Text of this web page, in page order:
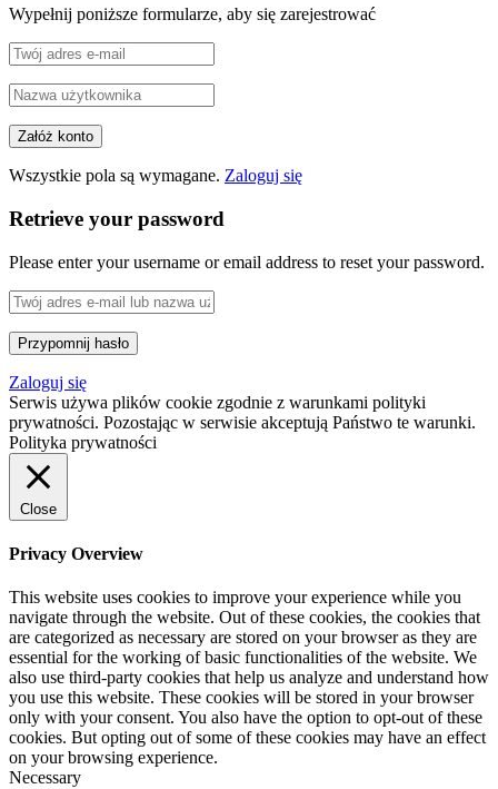
Wypełnij poniższe formularze, aby się zarejestrować
Wszystkie pola są wymagane. Zaloguj się
Retrieve your password
Please enter your username or email address to reset your password.
Zaloguj się
Serwis używa plików cookie zgodnie z warunkami polityki
prywatności. Pozostając w serwisie akceptują Państwo te warunki.
Polityka prywatności
Close
Privacy Overview
This website uses cookies to improve your experience while you
navigate through the website. Out of these cookies, the cookies that
are categorized as necessary are stored on your browser as they are
essential for the working of basic functionalities of the website. We
also use third-party cookies that help us analyze and understand how
you use this website. These cookies will be stored in your browser
only with your consent. You also have the option to opt-out of these
cookies. But opting out of some of these cookies may have an effect
on your browsing experience.
Necessary